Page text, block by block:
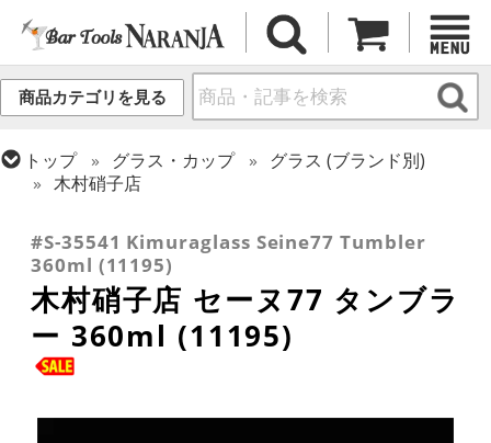
商品カテゴリを見る
トップ グラス・カップ
グラス (ブランド別)
木村硝子店
タンブラー
#S-35541 Kimuraglass Seine77 Tumbler
360ml (11195)
木村硝子店 セーヌ77 タンブラ
ー 360ml (11195)